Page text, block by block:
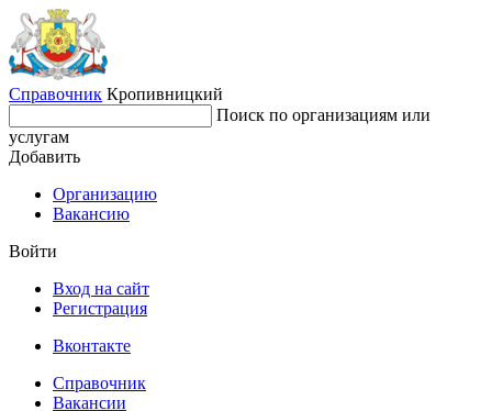
Справочник Кропивницкий
Поиск по организациям или
услугам
Добавить
Организацию
Вакансию
Войти
Вход на сайт
Регистрация
Вконтакте
Справочник
Вакансии